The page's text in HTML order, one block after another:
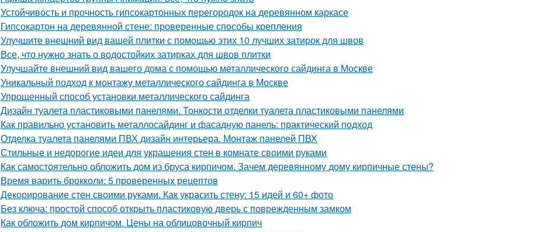
Устойчивость и прочность гипсокартонных перегородок на деревянном каркасе
Гипсокартон на деревянной стене: проверенные способы крепления
Улучшите внешний вид вашей плитки с помощью этих 10 лучших затирок для швов
Все, что нужно знать о водостойких затирках для швов плитки
Улучшайте внешний вид вашего дома с помощью металлического сайдинга в Москве
Уникальный подход к монтажу металлического сайдинга в Москве
Упрощенный способ установки металлического сайдинга
Дизайн туалета пластиковыми панелями. Тонкости отделки туалета пластиковыми панелями
Как правильно установить металлосайдинг и фасадную панель: практический подход
Отделка туалета панелями ПВХ дизайн интерьера. Монтаж панелей ПВХ
Стильные и недорогие идеи для украшения стен в комнате своими руками
Как самостоятельно обложить дом из бруса кирпичом. Зачем деревянному дому кирпичные стены?
Время варить брокколи: 5 проверенных рецептов
Декорирование стен своими руками. Как украсить стену: 15 идей и 60+ фото
Без ключа: простой способ открыть пластиковую дверь с поврежденным замком
Как обложить дом кирпичом. Цены на облицовочный кирпич